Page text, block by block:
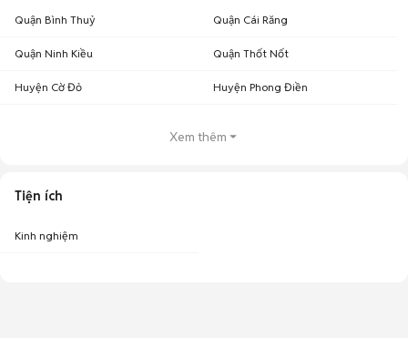
Quận Bình Thuỷ Quận Cái Răng
Quận Ninh Kiều Quận Thốt Nốt
Huyện Cờ Đỏ Huyện Phong Điền
Xem thêm
Tiện ích
Kinh nghiệm